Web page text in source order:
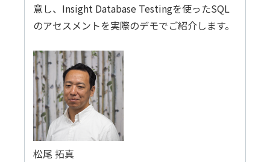
意し、Insight Database Testingを使ったSQL
のアセスメントを実際のデモでご紹介します。
松尾 拓真